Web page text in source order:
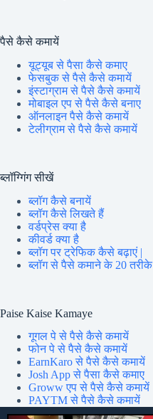
पैसे कैसे कमायें
यूट्यूब से पैसा कैसे कमाए
फेसबुक से पैसे कैसे कमायें
इंस्टाग्राम से पैसे कैसे कमायें
मोबाइल एप से पैसे कैसे बनाए
ऑनलाइन पैसे कैसे कमायें
टेलीग्राम से पैसे कैसे कमायें
ब्लॉग्गिंग सीखें
ब्लॉग कैसे बनायें
ब्लॉग कैसे लिखते हैं
वर्डप्रेस क्या है
कीवर्ड क्या है
ब्लॉग पर ट्रेफिक कैसे बढ़ाएं |
ब्लॉग से पैसे कमाने के 20 तरीके
Paise Kaise Kamaye
गूगल पे से पैसे कैसे कमायें
फोन पे से पैसे कैसे कमायें
EarnKaro से पैसे कैसे कमायें
Josh App से पैसा कैसे कमाए
Groww एप से पैसे कैसे कमायें
PAYTM से पैसे कैसे कमायें